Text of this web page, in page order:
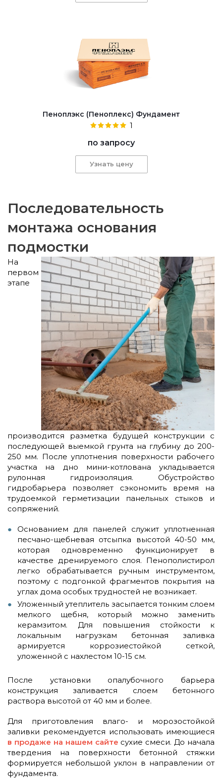
Пеноплэкс (Пеноплекс) Фундамент
1
по запросу
Узнать цену
Последовательность
монтажа основания
подмостки
На
первом
этапе
производится разметка будущей конструкции с
последующей выемкой грунта на глубину до 200-
250 мм. После уплотнения поверхности рабочего
участка на дно мини-котлована укладывается
рулонная гидроизоляция. Обустройство
гидробарьера позволяет сэкономить время на
трудоемкой герметизации панельных стыков и
сопряжений.
Основанием для панелей служит уплотненная
песчано-щебневая отсыпка высотой 40-50 мм,
которая одновременно функционирует в
качестве дренируемого слоя. Пенополистирол
легко обрабатывается ручным инструментом,
поэтому с подгонкой фрагментов покрытия на
углах дома особых трудностей не возникает.
Уложенный утеплитель засыпается тонким слоем
мелкого щебня, который можно заменить
керамзитом. Для повышения стойкости к
локальным нагрузкам бетонная заливка
армируется коррозиестойкой сеткой,
уложенной с нахлестом 10-15 см.
После установки опалубочного барьера
конструкция заливается слоем бетонного
раствора высотой от 40 мм и более.
Для приготовления влаго- и морозостойкой
заливки рекомендуется использовать имеющиеся
в продаже на нашем сайте сухие смеси. До начала
твердения на поверхности бетонной стяжки
формируется небольшой уклон в направлении от
фундамента.